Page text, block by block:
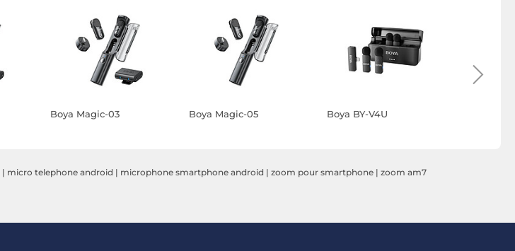
Boya Magic-03 Boya Magic-05 Boya BY-V4U
| micro telephone android | microphone smartphone android | zoom pour smartphone | zoom am7